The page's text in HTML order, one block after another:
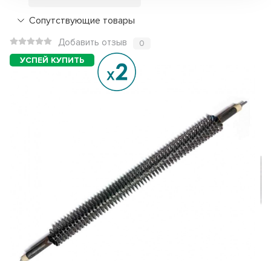
Сопутствующие товары
Добавить отзыв 0